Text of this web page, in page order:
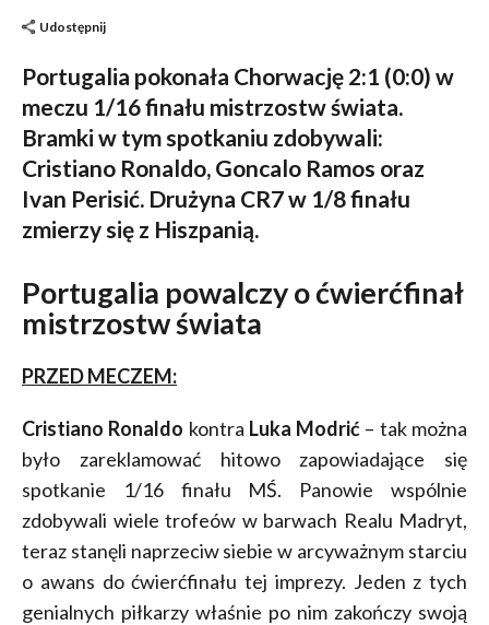
Udostępnij
Portugalia pokonała Chorwację 2:1 (0:0) w
meczu 1/16 finału mistrzostw świata.
Bramki w tym spotkaniu zdobywali:
Cristiano Ronaldo, Goncalo Ramos oraz
Ivan Perisić. Drużyna CR7 w 1/8 finału
zmierzy się z Hiszpanią.
Portugalia powalczy o ćwierćfinał
mistrzostw świata
PRZED MECZEM:
Cristiano Ronaldo kontra Luka Modrić – tak można
było zareklamować hitowo zapowiadające się
spotkanie 1/16 finału MŚ. Panowie wspólnie
zdobywali wiele trofeów w barwach Realu Madryt,
teraz stanęli naprzeciw siebie w arcyważnym starciu
o awans do ćwierćfinału tej imprezy. Jeden z tych
genialnych piłkarzy właśnie po nim zakończy swoją